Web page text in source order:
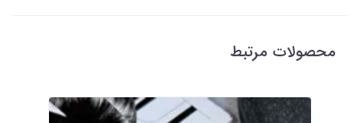
محصولات مرتبط